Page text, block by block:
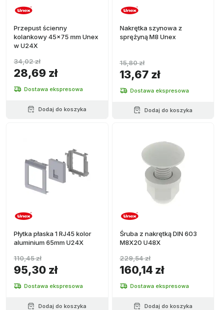
Przepust ścienny
kolankowy 45x75 mm Unex
w U24X
28,69 zł
34,02 zł
Dostawa ekspresowa
Dodaj do koszyka
Nakrętka szynowa z
sprężyną M8 Unex
13,67 zł
15,80 zł
Dostawa ekspresowa
Dodaj do koszyka
Płytka płaska 1 RJ45 kolor
aluminium 65mm U24X
95,30 zł
110,45 zł
Dostawa ekspresowa
Dodaj do koszyka
Śruba z nakrętką DIN 603
M8X20 U48X
160,14 zł
229,54 zł
Dostawa ekspresowa
Dodaj do koszyka